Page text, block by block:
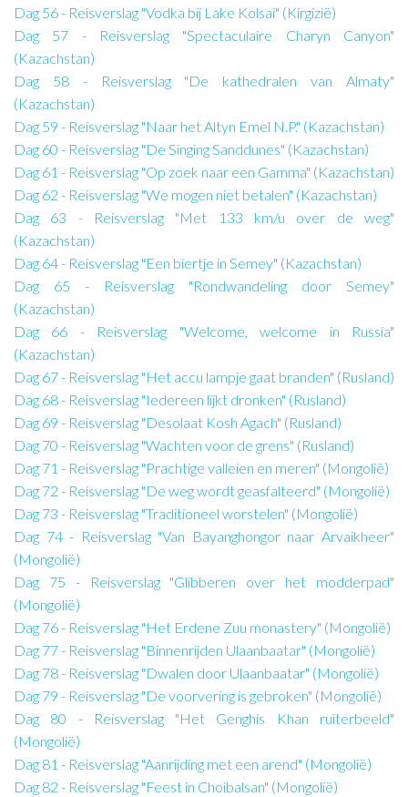
Dag 56 - Reisverslag "Vodka bij Lake Kolsai" (Kirgizië)
Dag 57 - Reisverslag "Spectaculaire Charyn Canyon"
(Kazachstan)
Dag 58 - Reisverslag "De kathedralen van Almaty"
(Kazachstan)
Dag 59 - Reisverslag "Naar het Altyn Emel N.P." (Kazachstan)
Dag 60 - Reisverslag "De Singing Sanddunes" (Kazachstan)
Dag 61 - Reisverslag "Op zoek naar een Gamma" (Kazachstan)
Dag 62 - Reisverslag "We mogen niet betalen" (Kazachstan)
Dag 63 - Reisverslag "Met 133 km/u over de weg"
(Kazachstan)
Dag 64 - Reisverslag "Een biertje in Semey" (Kazachstan)
Dag 65 - Reisverslag "Rondwandeling door Semey"
(Kazachstan)
Dag 66 - Reisverslag "Welcome, welcome in Russia"
(Kazachstan)
Dag 67 - Reisverslag "Het accu lampje gaat branden" (Rusland)
Dag 68 - Reisverslag "Iedereen lijkt dronken" (Rusland)
Dag 69 - Reisverslag "Desolaat Kosh Agach" (Rusland)
Dag 70 - Reisverslag "Wachten voor de grens" (Rusland)
Dag 71 - Reisverslag "Prachtige valleien en meren" (Mongolië)
Dag 72 - Reisverslag "De weg wordt geasfalteerd" (Mongolië)
Dag 73 - Reisverslag "Traditioneel worstelen" (Mongolië)
Dag 74 - Reisverslag "Van Bayanghongor naar Arvaikheer"
(Mongolië)
Dag 75 - Reisverslag "Glibberen over het modderpad"
(Mongolië)
Dag 76 - Reisverslag "Het Erdene Zuu monastery" (Mongolië)
Dag 77 - Reisverslag "Binnenrijden Ulaanbaatar" (Mongolië)
Dag 78 - Reisverslag "Dwalen door Ulaanbaatar" (Mongolië)
Dag 79 - Reisverslag "De voorvering is gebroken" (Mongolië)
Dag 80 - Reisverslag "Het Genghis Khan ruiterbeeld"
(Mongolië)
Dag 81 - Reisverslag "Aanrijding met een arend" (Mongolië)
Dag 82 - Reisverslag "Feest in Choibalsan" (Mongolië)